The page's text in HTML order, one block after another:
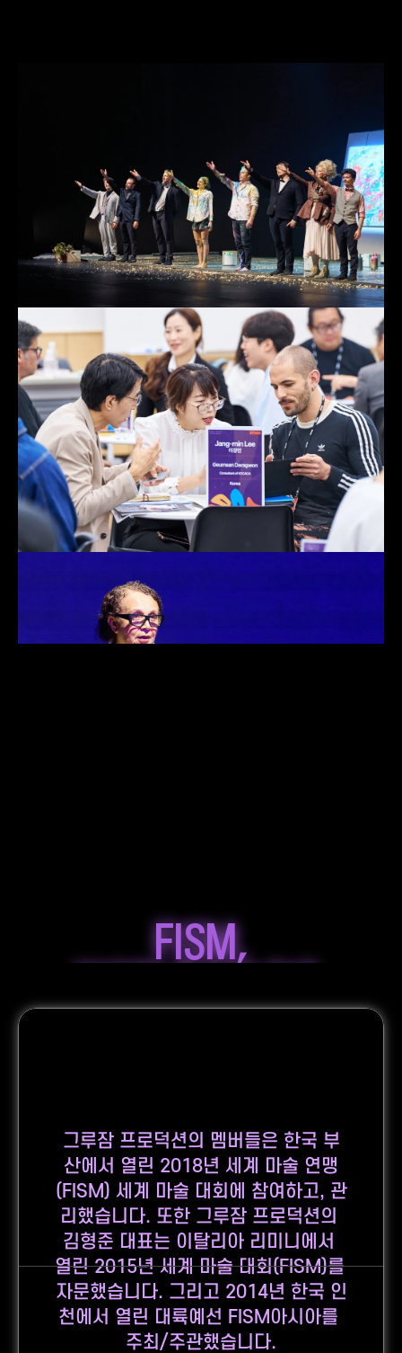
FISM,
CHAMPIONSHIPS
그루잠 프로덕션의 멤버들은 한국 부
산에서 열린 2018년 세계 마술 연맹
(FISM) 세계 마술 대회에 참여하고, 관
리했습니다. 또한 그루잠 프로덕션의
김형준 대표는 이탈리아 리미니에서
열린 2015년 세계 마술 대회(FISM)를
자문했습니다. 그리고 2014년 한국 인
천에서 열린 대륙예선 FISM아시아를
주최/주관했습니다.